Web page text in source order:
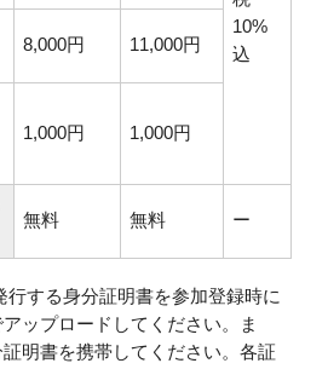
10%
込
8,000円 11,000円
1,000円 1,000円
無料 無料 ー
行する身分証明書を参加登録時に
ップロードしてください。ま
明書を携帯してください。各証